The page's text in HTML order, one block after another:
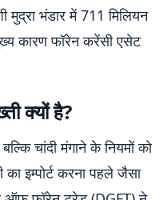
भंडार में 711 मिलियन
कारण फॉरेन करेंसी एसेट
क्यों है?
चांदी मंगाने के नियमों को
इम्पोर्ट करना पहले जैसा